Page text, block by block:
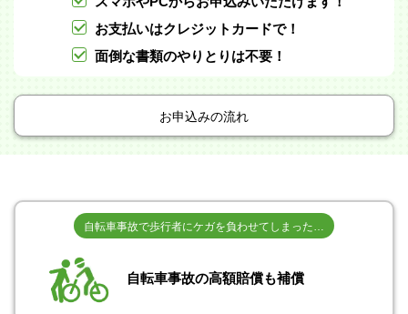
お支払いはクレジットカードで！
面倒な書類のやりとりは不要！
お申込みの流れ
自転車事故で歩行者にケガを負わせてしまった…
自転車事故の高額賠償も補償